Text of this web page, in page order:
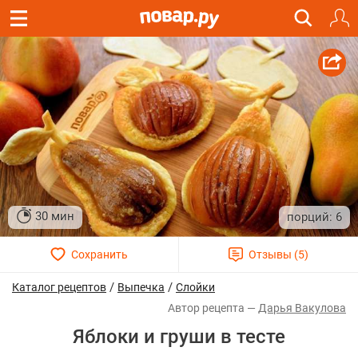
30 мин 6
Каталог рецептов / Выпечка / Слойки
Дарья Вакулова
Яблоки и груши в тесте